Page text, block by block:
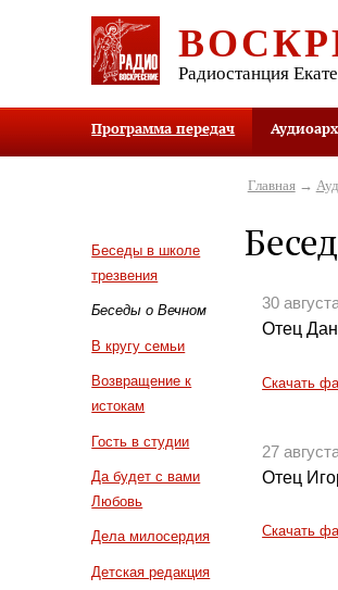
Радиостанция
Программа передач
Беседы в школе
трезвения
Беседы о Вечном
В кругу семьи
Возвращение к
истокам
Гость в студии
Да будет с вами
Любовь
Дела милосердия
Детская редакция
Главная→
30
Отец
Скачать
27
Отец
Скачать